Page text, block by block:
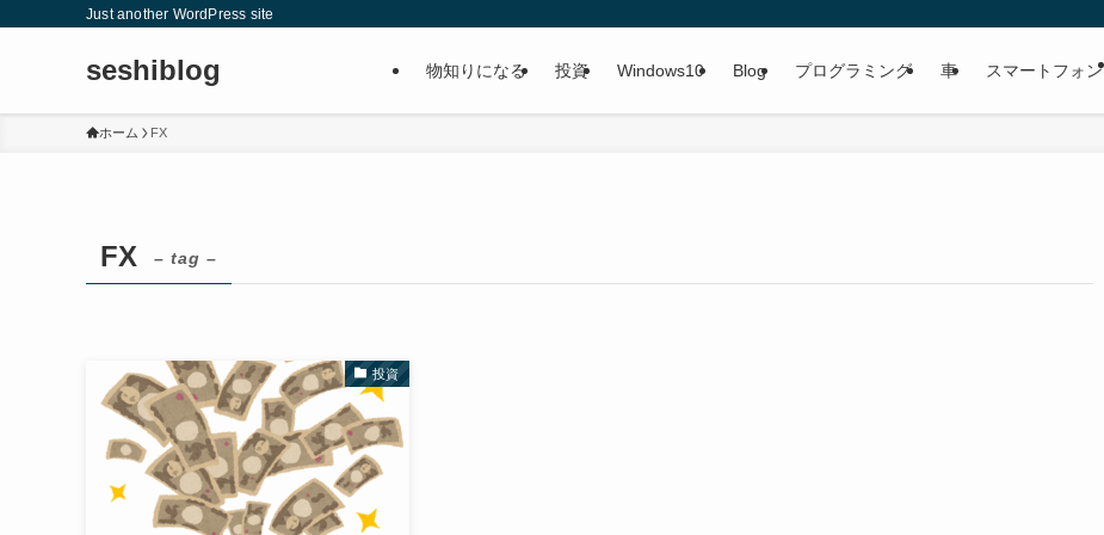
Just another WordPress site
seshiblog 物知りになる 投資 Windows10 Blog プログラミング 車 スマートフォン
ホーム FX
FX – tag –
投資